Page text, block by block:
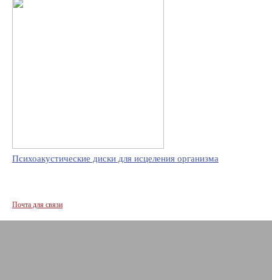
Психоакустические диски для исцеления организма
Почта для связи